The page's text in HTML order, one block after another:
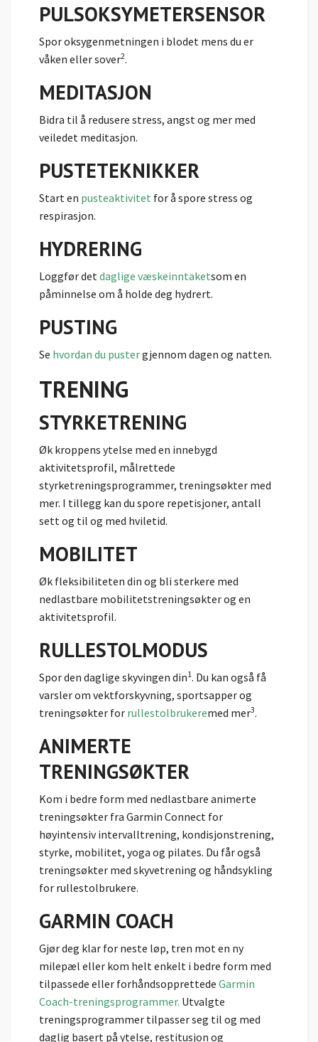
PULSOKSYMETER­SENSOR
Spor oksygenmetningen i blodet mens du er
våken eller sover2.
MEDITASJON
Bidra til å redusere stress, angst og mer med
veiledet meditasjon.
PUSTETEKNIKKER
Start en pusteaktivitet for å spore stress og
respirasjon.
HYDRERING
Loggfør detdaglige væskeinntaketsom en
påminnelse om å holde deg hydrert.
PUSTING
Se hvordan du pustergjennom dagen og natten.
TRENING
STYRKETRENING
Øk kroppens ytelse med en innebygd
aktivitetsprofil, målrettede
styrketreningsprogrammer, treningsøkter med
mer. I tillegg kan du spore repetisjoner, antall
sett og til og med hviletid.
MOBILITET
Øk fleksibiliteten din og bli sterkere med
nedlastbare mobilitetstreningsøkter og en
aktivitetsprofil.
RULLESTOLMODUS
Spor den daglige skyvingen din1. Du kan også få
varsler om vektforskyvning, sportsapper og
treningsøkter for rullestolbrukeremed mer3.
ANIMERTE
TRENINGSØKTER
Kom i bedre form med nedlastbare animerte
treningsøkter fra Garmin Connect for
høyintensiv intervalltrening, kondisjonstrening,
styrke, mobilitet, yoga og pilates. Du får også
treningsøkter med skyvetrening og håndsykling
for rullestolbrukere.
GARMIN COACH
Gjør deg klar for neste løp, tren mot en ny
milepæl eller kom helt enkelt i bedre form med
tilpassede eller forhåndsopprettede Garmin
Coach-treningsprogrammer. Utvalgte
treningsprogrammer tilpasser seg til og med
daglig basert på ytelse, restitusjon og